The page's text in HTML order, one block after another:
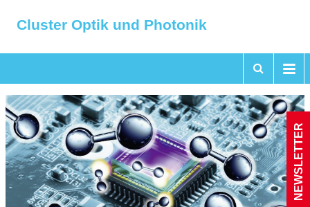
Cluster Optik und Photonik
NEWSLETTER